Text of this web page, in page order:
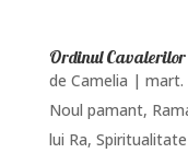
Ordinul
de Camelia | mart.
Noul pamant,
lui Ra, Spiritualitate